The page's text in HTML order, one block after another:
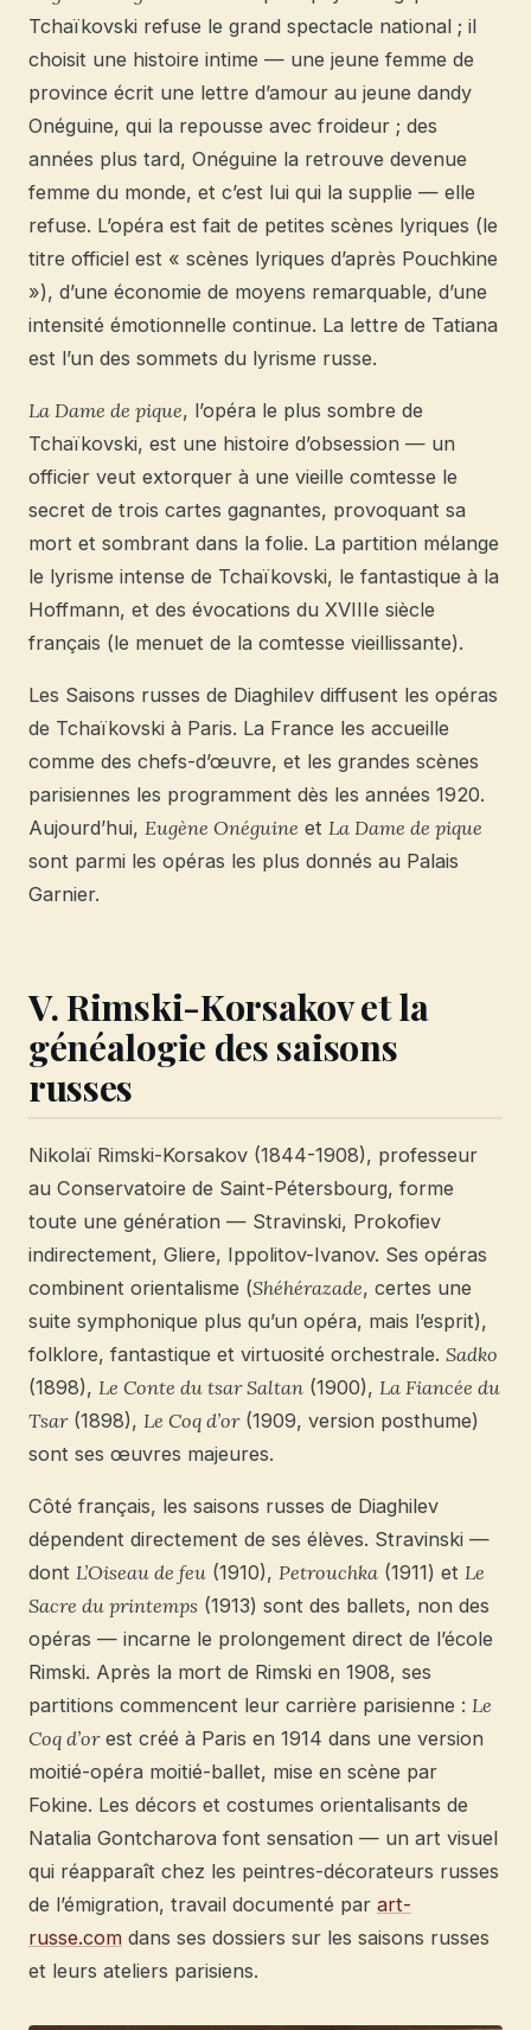
Tchaïkovski refuse le grand spectacle national ; il
choisit une histoire intime — une jeune femme de
province écrit une lettre d’amour au jeune dandy
Onéguine, qui la repousse avec froideur ; des
années plus tard, Onéguine la retrouve devenue
femme du monde, et c’est lui qui la supplie — elle
refuse. L’opéra est fait de petites scènes lyriques (le
titre officiel est « scènes lyriques d’après Pouchkine
»), d’une économie de moyens remarquable, d’une
intensité émotionnelle continue. La lettre de Tatiana
est l’un des sommets du lyrisme russe.
La Dame de pique, l’opéra le plus sombre de
Tchaïkovski, est une histoire d’obsession — un
officier veut extorquer à une vieille comtesse le
secret de trois cartes gagnantes, provoquant sa
mort et sombrant dans la folie. La partition mélange
le lyrisme intense de Tchaïkovski, le fantastique à la
Hoffmann, et des évocations du XVIIIe siècle
français (le menuet de la comtesse vieillissante).
Les Saisons russes de Diaghilev diffusent les opéras
de Tchaïkovski à Paris. La France les accueille
comme des chefs-d’œuvre, et les grandes scènes
parisiennes les programment dès les années 1920.
Aujourd’hui, Eugène Onéguine et La Dame de pique
sont parmi les opéras les plus donnés au Palais
Garnier.
V. Rimski-Korsakov et la
généalogie des saisons
russes
Nikolaï Rimski-Korsakov (1844-1908), professeur
au Conservatoire de Saint-Pétersbourg, forme
toute une génération — Stravinski, Prokofiev
indirectement, Gliere, Ippolitov-Ivanov. Ses opéras
combinent orientalisme (Shéhérazade, certes une
suite symphonique plus qu’un opéra, mais l’esprit),
folklore, fantastique et virtuosité orchestrale. Sadko
(1898), Le Conte du tsar Saltan (1900), La Fiancée du
Tsar(1898), Le Coq d’or(1909, version posthume)
sont ses œuvres majeures.
Côté français, les saisons russes de Diaghilev
dépendent directement de ses élèves. Stravinski —
dont L’Oiseau de feu (1910), Petrouchka (1911) et Le
Sacre du printemps (1913) sont des ballets, non des
opéras — incarne le prolongement direct de l’école
Rimski. Après la mort de Rimski en 1908, ses
partitions commencent leur carrière parisienne : Le
Coq d’orest créé à Paris en 1914 dans une version
moitié-opéra moitié-ballet, mise en scène par
Fokine. Les décors et costumes orientalisants de
Natalia Gontcharova font sensation — un art visuel
qui réapparaît chez les peintres-décorateurs russes
de l’émigration, travail documenté par art-
russe.com dans ses dossiers sur les saisons russes
et leurs ateliers parisiens.